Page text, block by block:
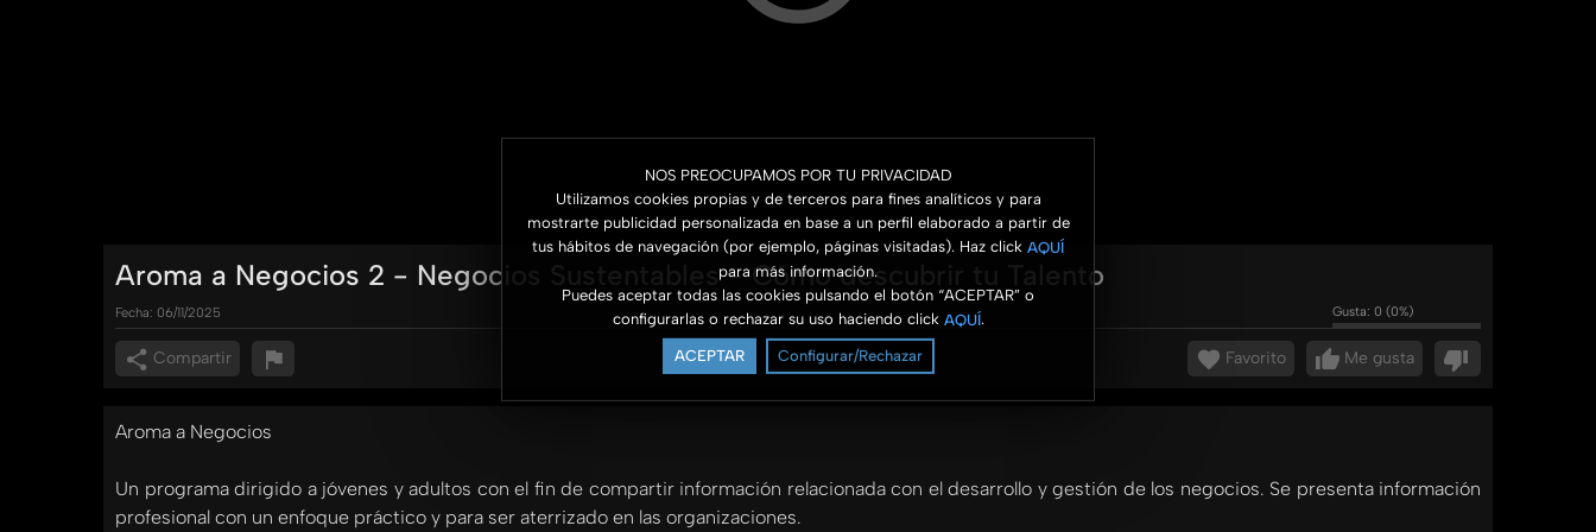
NOS PREOCUPAMOS POR TU PRIVACIDAD
Utilizamos cookies propias y de terceros para fines analíticos y para
mostrarte publicidad personalizada en base a un perfil elaborado a partir de
tus hábitos de navegación (por ejemplo, páginas visitadas). Haz click AQUÍ
para más información.
Puedes aceptar todas las cookies pulsando el botón “ACEPTAR” o
configurarlas o rechazar su uso haciendo click AQUÍ.
ACEPTAR Configurar/Rechazar
Aroma a Negocios 2 - Negocios Sustentables - Cómo descubrir tu Talento
Fecha: 06/11/2025 Gusta: 0 (0%)
Compartir Me gusta
Favorito
Aroma a Negocios
Un programa dirigido a jóvenes y adultos con el fin de compartir información relacionada con el desarrollo y gestión de los negocios. Se presenta información
profesional con un enfoque práctico y para ser aterrizado en las organizaciones.